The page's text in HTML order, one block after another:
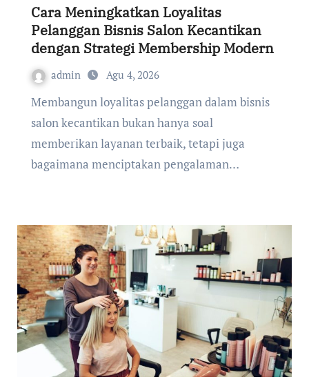
Cara Meningkatkan Loyalitas
Pelanggan Bisnis Salon Kecantikan
dengan Strategi Membership Modern
admin Agu 4, 2026
Membangun loyalitas pelanggan dalam bisnis
salon kecantikan bukan hanya soal
memberikan layanan terbaik, tetapi juga
bagaimana menciptakan pengalaman…